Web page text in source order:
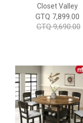
Closet Valley
GTQ 7,899.00
GTQ 9,690.00